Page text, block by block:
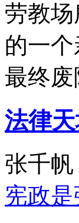
劳教
的一
最终废
法律
张千帆
宪政